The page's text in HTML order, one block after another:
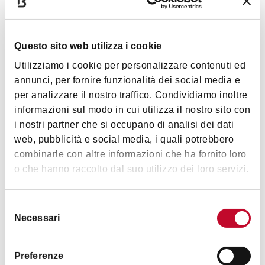
Questo sito web utilizza i cookie
Utilizziamo i cookie per personalizzare contenuti ed
annunci, per fornire funzionalità dei social media e
per analizzare il nostro traffico. Condividiamo inoltre
informazioni sul modo in cui utilizza il nostro sito con
i nostri partner che si occupano di analisi dei dati
web, pubblicità e social media, i quali potrebbero
combinarle con altre informazioni che ha fornito loro
o che hanno raccolto dal suo utilizzo dei loro servizi.
delNecessari
Preferenze
Menù per vegetariani/vegani
Carta dei vini
Premiato/con chef noto
Sala privata
Personale multilingue
Accessibilità
Pizza artigianale da lievito madre vivo, stagionale, leggera
pizza che stimola la convivialità attraverso un’idea
Mostra altro
Orari
dalle 12:30 alle 14:30 e dalle 19:00 alle 23:30
Contatti